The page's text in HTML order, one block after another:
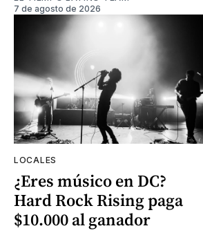
7 de agosto de 2026
LOCALES
¿Eres músico en DC?
Hard Rock Rising paga
$10.000 al ganador